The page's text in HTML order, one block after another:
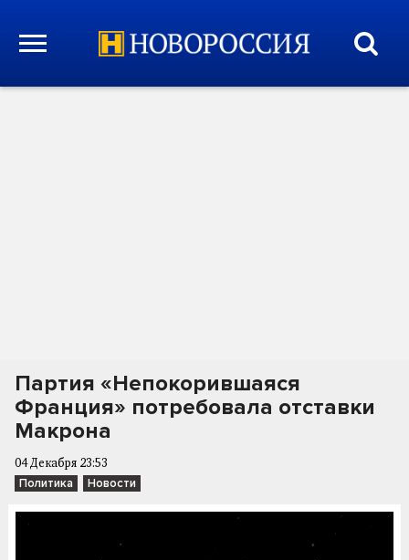
Партия «Непокорившаяся
Франция» потребовала отставки
Макрона
04 Декабря 23:53
Политика Новости